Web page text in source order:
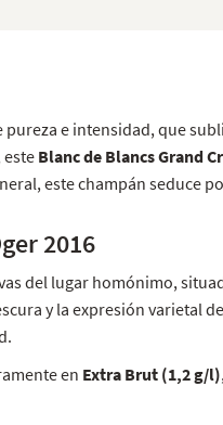
pureza e intensidad, que
este Blanc de Blancs Grand
este champán seduce
2016
del lugar homónimo,
y la expresión varietal
en Extra Brut (1,2 g/l)